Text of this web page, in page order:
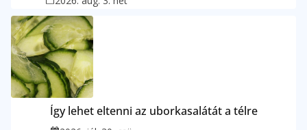
Így lehet eltenni az uborkasalátát a télre